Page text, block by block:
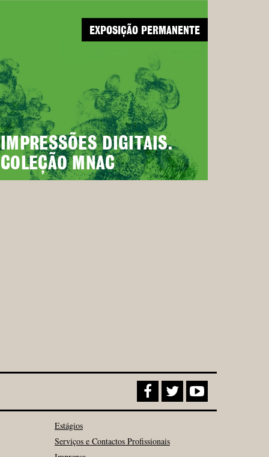
IMPRESSÕES DIGITAIS.
COLEÇÃO MNAC
EXPOSIÇÃO PERMANENTE
Estágios
Serviços e Contactos Profissionais